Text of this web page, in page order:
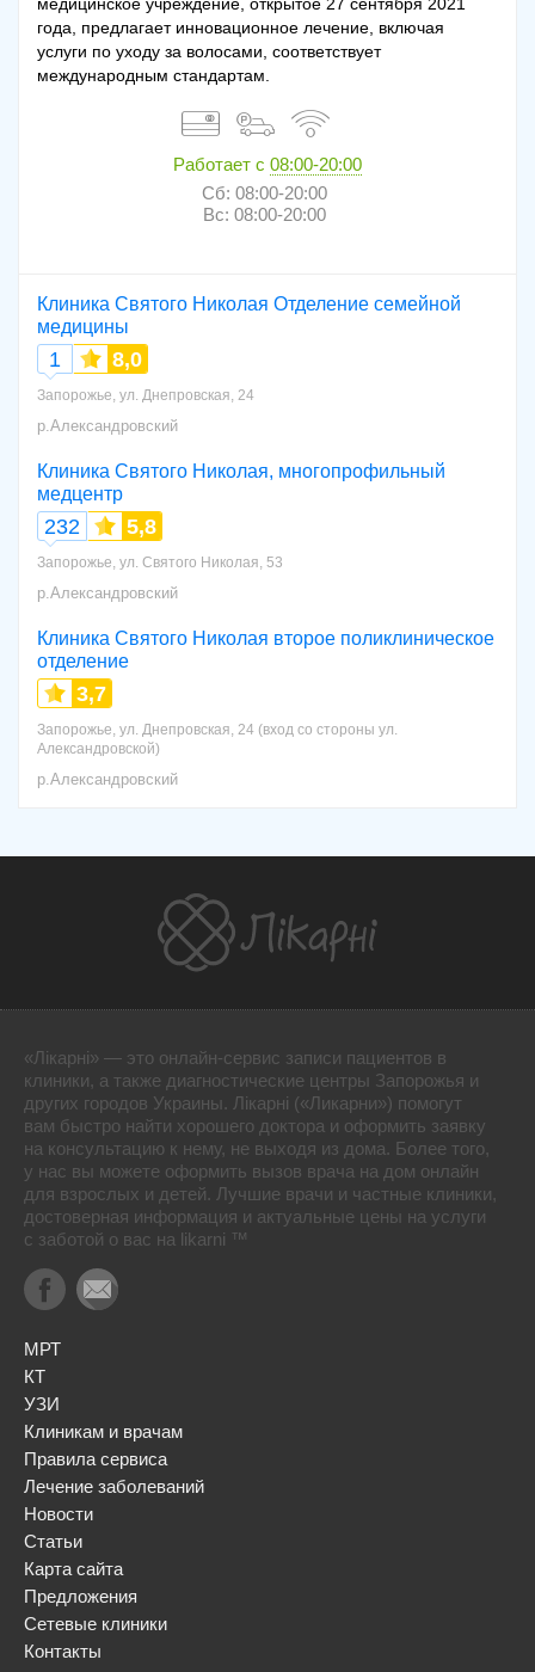
года, предлагает инновационное лечение, включая
услуги по уходу за волосами, соответствует
международным стандартам.
Работает с 08:00-20:00
Сб: 08:00-20:00
Вс: 08:00-20:00
Клиника Святого Николая Отделение семейной
медицины
1 8,0
Запорожье, ул. Днепровская, 24
р.Александровский
Клиника Святого Николая, многопрофильный
медцентр
232 5,8
Запорожье, ул. Святого Николая, 53
р.Александровский
Клиника Святого Николая второе поликлиническое
отделение
3,7
Запорожье, ул. Днепровская, 24 (вход со стороны ул.
Александровской)
р.Александровский
«Лікарні» — это онлайн-сервис записи пациентов в
клиники, а также диагностические центры Запорожья и
других городов Украины. Лікарні («Ликарни») помогут
вам быстро найти хорошего доктора и оформить заявку
на консультацию к нему, не выходя из дома. Более того,
у нас вы можете оформить вызов врача на дом онлайн
для взрослых и детей. Лучшие врачи и частные клиники,
достоверная информация и актуальные цены на услуги
с заботой о вас на likarni ™
МРТ
КТ
УЗИ
Клиникам и врачам
Правила сервиса
Лечение заболеваний
Новости
Статьи
Карта сайта
Предложения
Сетевые клиники
Контакты